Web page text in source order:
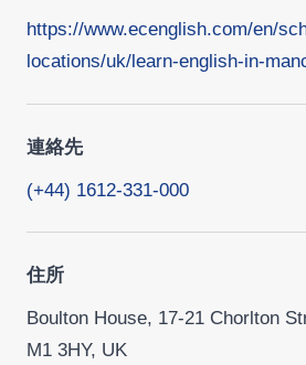
https://www.ecenglish.com/en/
locations/uk/learn-english-in-
連絡先
(+44) 1612-331-000
住所
Boulton House, 17-21 Chorlton
M1 3HY, UK